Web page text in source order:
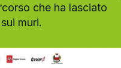
che ha lasciato
muri.